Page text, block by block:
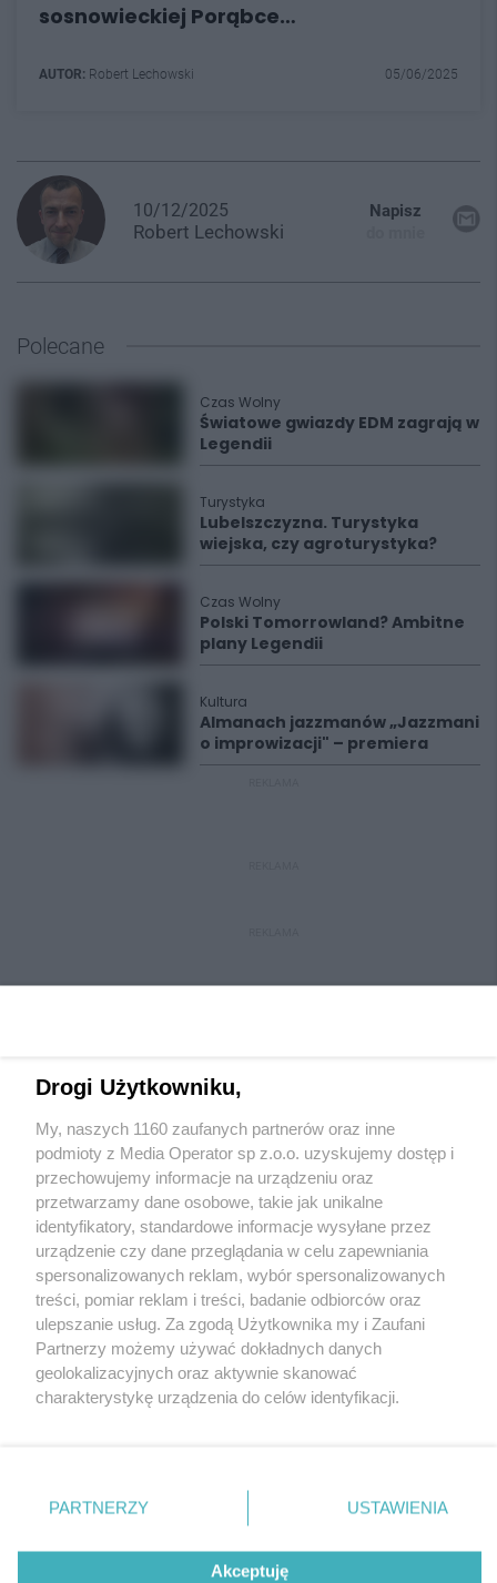
sosnowieckiej Porąbce…
AUTOR: Robert Lechowski 05/06/2025
10/12/2025
Robert Lechowski
Napisz
Polecane
Czas Wolny
Światowe gwiazdy EDM zagrają w
Legendii
Turystyka
Lubelszczyzna. Turystyka
wiejska, czy agroturystyka?
Czas Wolny
Polski Tomorrowland? Ambitne
plany Legendii
Kultura
Almanach jazzmanów „Jazzmani
o improwizacji" – premiera
Wydawca mediówlokalnych
Nie zapomnij
zapoznać się z:
polityką prywatności
Twojemiasto
Piekary Śląskie
Chorzów
Tarnowskie Góry
Gliwice
Skontakuj sięz nami
Kontakt
Redakcja
Newsletter
Drogi Użytkowniku,
My, naszych 1160 zaufanych partnerów oraz inne
podmioty z Media Operator sp z.o.o. uzyskujemy dostęp i
przechowujemy informacje na urządzeniu oraz
przetwarzamy dane osobowe, takie jak unikalne
identyfikatory, standardowe informacje wysyłane przez
urządzenie czy dane przeglądania w celu zapewniania
spersonalizowanych reklam, wybór spersonalizowanych
treści, pomiar reklam i treści, badanie odbiorców oraz
ulepszanie usług. Za zgodą Użytkownika my i Zaufani
Partnerzy możemy używać dokładnych danych
geolokalizacyjnych oraz aktywnie skanować
charakterystykę urządzenia do celów identyfikacji.
zmienić/wycofać klikając przycisk ustawień prywatności
znajdujący się w lewym dolnym rogu strony
rodzaje przetwarzania danych nie wymagają zgody
użytkownika, ale masz prawo sprzeciwić się takiemu
PARTNERZY USTAWIENIA
Akceptuję